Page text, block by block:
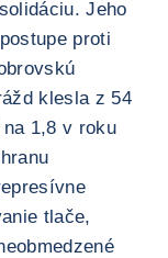
Jeho
proti
klesla z 54
1,8 v roku
tlače,